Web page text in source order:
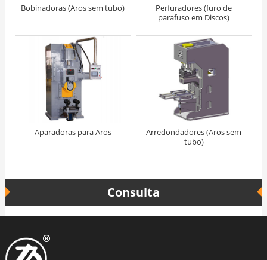
Bobinadoras (Aros sem tubo)
Perfuradores (furo de
parafuso em Discos)
Aparadoras para Aros
Arredondadores (Aros sem
tubo)
Consulta